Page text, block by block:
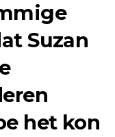
Suzan
het kon